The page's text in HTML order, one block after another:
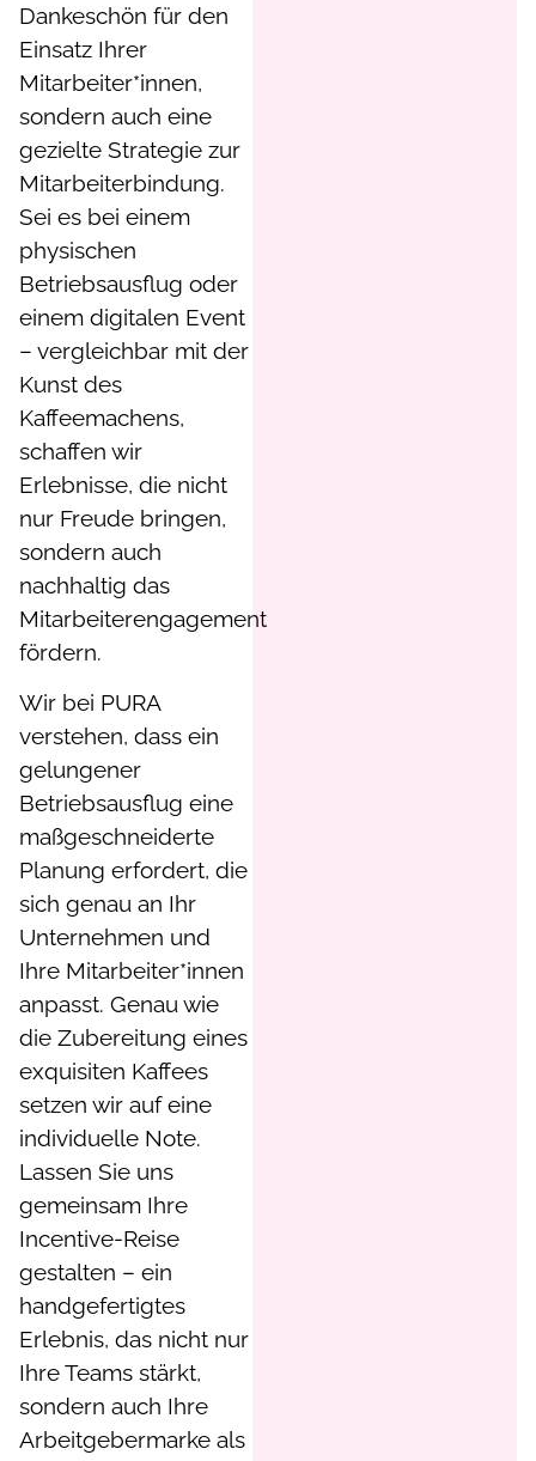
Dankeschön für den
Einsatz Ihrer
Mitarbeiter*innen,
sondern auch eine
gezielte Strategie zur
Mitarbeiterbindung.
Sei es bei einem
physischen
Betriebsausflug oder
einem digitalen Event
– vergleichbar mit der
Kunst des
Kaffeemachens,
schaffen wir
Erlebnisse, die nicht
nur Freude bringen,
sondern auch
nachhaltig das
Mitarbeiterengagement
fördern.
Wir bei PURA
verstehen, dass ein
gelungener
Betriebsausflug eine
maßgeschneiderte
Planung erfordert, die
sich genau an Ihr
Unternehmen und
Ihre Mitarbeiter*innen
anpasst. Genau wie
die Zubereitung eines
exquisiten Kaffees
setzen wir auf eine
individuelle Note.
Lassen Sie uns
gemeinsam Ihre
Incentive-Reise
gestalten – ein
handgefertigtes
Erlebnis, das nicht nur
Ihre Teams stärkt,
sondern auch Ihre
Arbeitgebermarke als